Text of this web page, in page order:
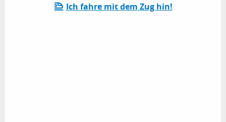
Ich fahre mit dem Zug hin!